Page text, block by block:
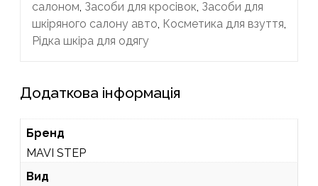
салоном, Засоби для кросівок, Засоби для
шкіряного салону авто, Косметика для взуття,
Рідка шкіра для одягу
Додаткова інформація
Бренд
MAVI STEP
Вид